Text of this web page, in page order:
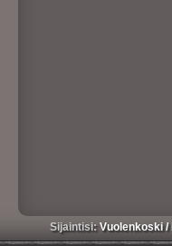
Sijaintisi:Vuolenkoski/